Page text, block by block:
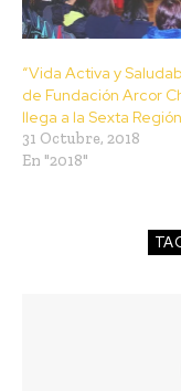
“Vida Activa y
de Fundación Arcor
llega a la Sexta Región
31 Octubre, 2018
En "2018"